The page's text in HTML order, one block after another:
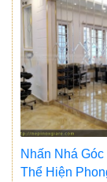
Nhấn Nhá Góc
Thể Hiện